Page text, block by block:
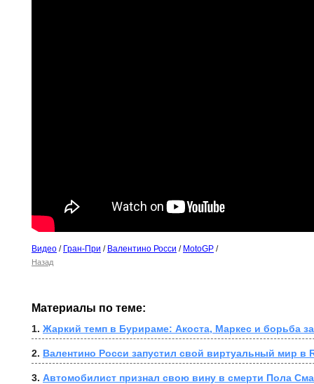
Видео / Гран-При / Валентино Росси / MotoGP /
Назад
Материалы по теме:
1. Жаркий темп в Бурираме: Акоста, Маркес и борьба
2. Валентино Росси запустил свой виртуальный мир в
3. Автомобилист признал свою вину в смерти Пола